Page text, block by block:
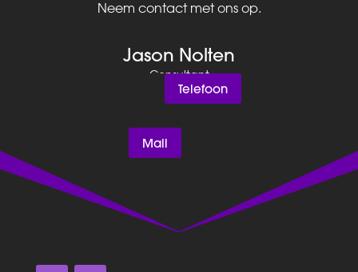
Neem contact met ons op.
Jason Nolten
Consultant
Telefoon
Mail